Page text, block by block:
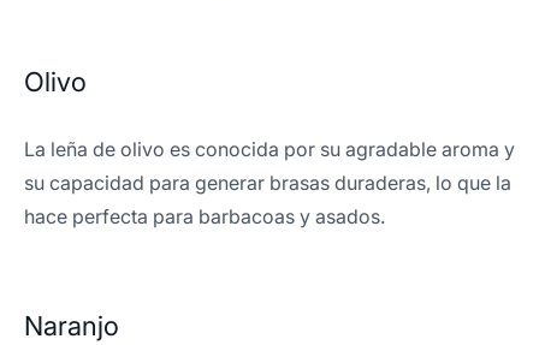
Olivo
La leña de olivo es conocida por su agradable aroma y
su capacidad para generar brasas duraderas, lo que la
hace perfecta para barbacoas y asados.
Naranjo